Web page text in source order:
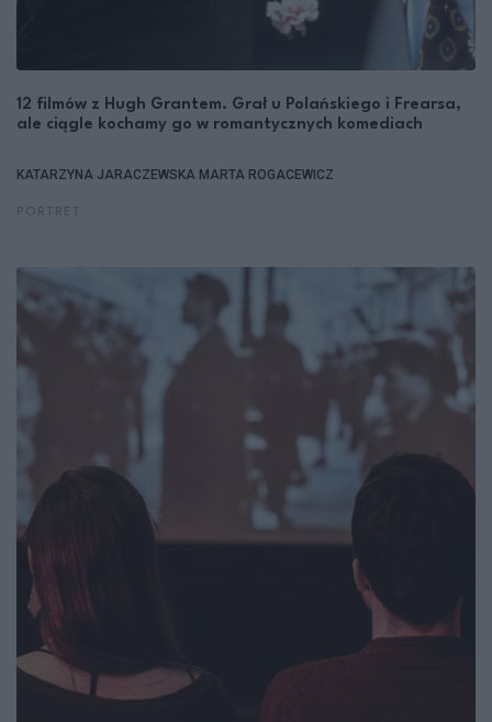
12 filmów z Hugh Grantem. Grał u Polańskiego i Frearsa,
ale ciągle kochamy go w romantycznych komediach
KATARZYNA JARACZEWSKA MARTA ROGACEWICZ